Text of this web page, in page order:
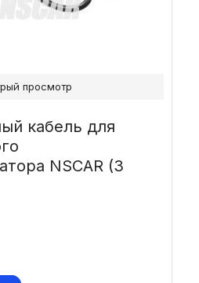
кабель для
NSCAR (3
просмотр